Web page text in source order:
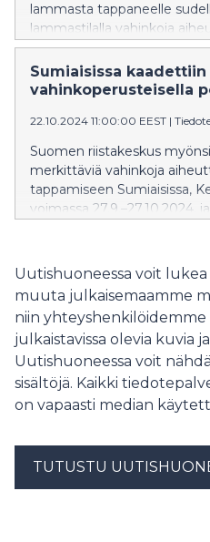
lammasta tappaneelle
lammastilalla vahinkoja
18.10.2024.
Sumiaisissa kaadettiin
vahinkoperusteisella
22.10.2024 11:00:00 EEST |
Suomen riistakeskus
merkittäviä vahinkoja
tappamiseen Sumiaisissa,
voimassa 27.9.–27.10.2024,
Uutishuoneessa voit
muuta julkaisemaamme
niin
julkaistavissa olevia kuvia
Uutishuoneessa voit
sisältöjä. Kaikki
on vapaasti median
TUTUSTU